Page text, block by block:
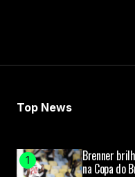
Top News
Brenner
na Copa do